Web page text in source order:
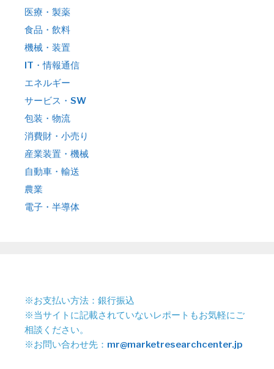
医療・製薬
食品・飲料
機械・装置
IT・情報通信
エネルギー
サービス・SW
包装・物流
消費財・小売り
産業装置・機械
自動車・輸送
農業
電子・半導体
※お支払い方法：銀行振込
※当サイトに記載されていないレポートもお気軽にご
相談ください。
※お問い合わせ先： mr@marketresearchcenter.jp